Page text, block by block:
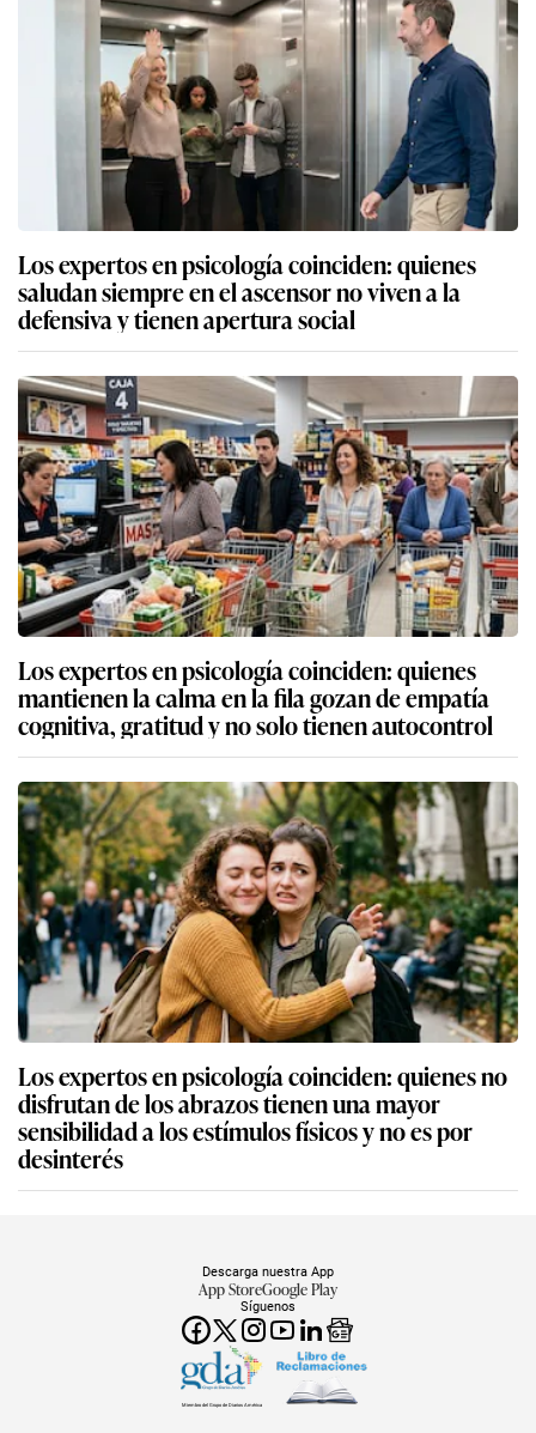
Los expertos en psicología coinciden: quienes
saludan siempre en el ascensor no viven a la
defensiva y tienen apertura social
Los expertos en psicología coinciden: quienes
mantienen la calma en la fila gozan de empatía
cognitiva, gratitud y no solo tienen autocontrol
Los expertos en psicología coinciden: quienes no
disfrutan de los abrazos tienen una mayor
sensibilidad a los estímulos físicos y no es por
desinterés
Síguenos
Descarga nuestra App
App StoreGoogle Play
Miembro del Grupo de Diarios América